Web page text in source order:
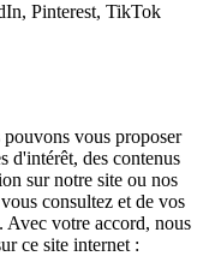
Pinterest, TikTok
pouvons vous proposer
d'intérêt, des contenus
sur notre site ou nos
consultez et de vos
Avec votre accord, nous
ce site internet :